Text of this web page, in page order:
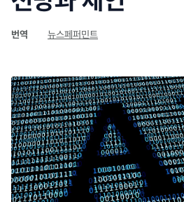
번역 뉴스페퍼민트